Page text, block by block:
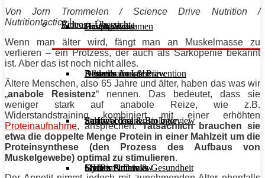
Diät & Abnehmen
Regeneration & Prävention
Stoffwechsel & Biologie
Frauen Fitness & Gesundheit
Buchreviews
Hauptgerichte
Desserts
Salate
Shakes & Drinks
Athleten im Interview
Personal Trainer im Interview
Gym im Interview
Videos
Aktuelle Ausgabe
Early Access
MHRx Archiv
Beitrags-Übersicht
Von Jorn Trommelen / Science Drive Nutrition /
Nutritiontactics |
Wenn man älter wird, fängt man an
Muskelmasse zu
verlieren – ein Protzess, der auch als Sarkopenie bekannt
ist. Aber das ist noch nicht alles.
Ältere Menschen, also 65 Jahre und älter, haben das was wir
„anabole Resistenz“ nennen. Das bedeutet, dass sie
weniger stark auf anabole Reize, wie z.B.
Widerstandstrainingkombiniert mit einer erhöhten
Proteinaufnahme, ansprechen.Tatsächlich brauchen sie
etwa die doppelte Menge Protein in einer Mahlzeit um die
Proteinsynthese (den Prozess des Aufbaus von
Muskelgewebe) optimal zu stimulieren.